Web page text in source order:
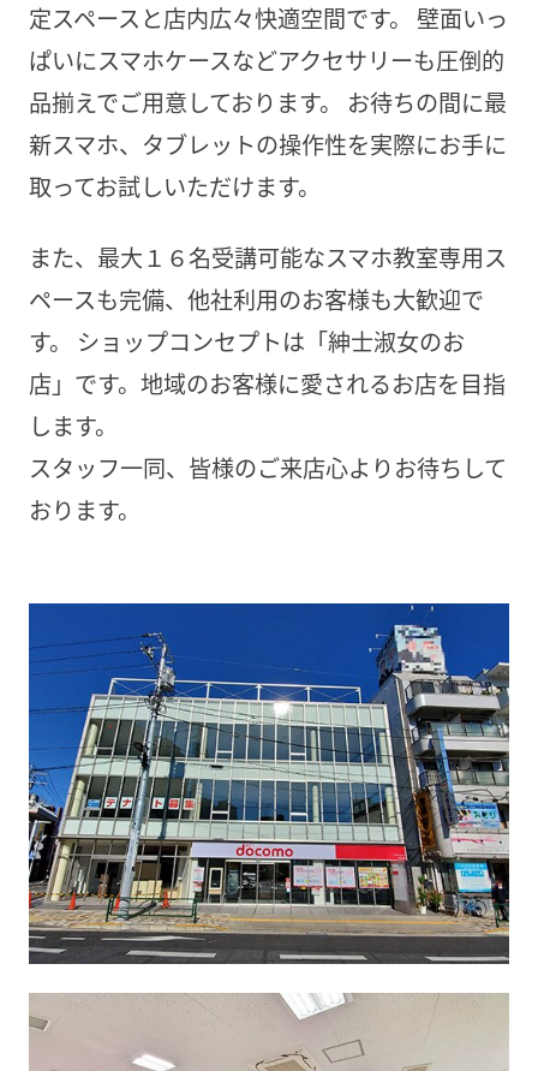
定スペースと店内広々快適空間です。 壁面いっ
ぱいにスマホケースなどアクセサリーも圧倒的
品揃えでご用意しております。 お待ちの間に最
新スマホ、タブレットの操作性を実際にお手に
取ってお試しいただけます。
また、最大１６名受講可能なスマホ教室専用ス
ペースも完備、他社利用のお客様も大歓迎で
す。 ショップコンセプトは「紳士淑女のお
店」です。地域のお客様に愛されるお店を目指
します。
スタッフ一同、皆様のご来店心よりお待ちして
おります。